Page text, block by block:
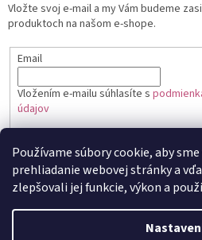
Používame súbory cookie, aby
prehliadanie webovej stránky a
zlepšovali jej funkcie, výkon a
Vložte svoj e-mail a my Vám budeme
produktoch na našom e-shope.
Email
Vložením e-mailu súhlasíte s
údajov
PRIHLÁSIŤ SA